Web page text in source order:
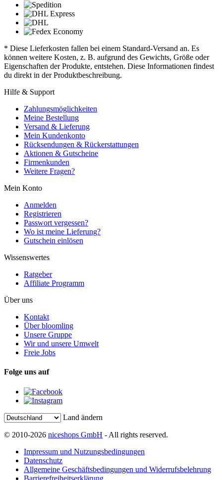
* Diese Lieferkosten fallen bei einem Standard-Versand an. Es
können weitere Kosten, z. B. aufgrund des Gewichts, Größe oder
Eigenschaften der Produkte, entstehen. Diese Informationen findest
du direkt in der Produktbeschreibung.
Hilfe & Support
Zahlungsmöglichkeiten
Meine Bestellung
Versand & Lieferung
Mein Kundenkonto
Rücksendungen & Rückerstattungen
Aktionen & Gutscheine
Firmenkunden
Weitere Fragen?
Mein Konto
Anmelden
Registrieren
Passwort vergessen?
Wo ist meine Lieferung?
Gutschein einlösen
Wissenswertes
Ratgeber
Affiliate Programm
Über uns
Kontakt
Über bloomling
Unsere Gruppe
Wir und unsere Umwelt
Freie Jobs
Folge uns auf
Land ändern
© 2010-2026 niceshops GmbH - All rights reserved.
Impressum und Nutzungsbedingungen
Datenschutz
Allgemeine Geschäftsbedingungen und Widerrufsbelehrung
Barrierefreiheitserklärung